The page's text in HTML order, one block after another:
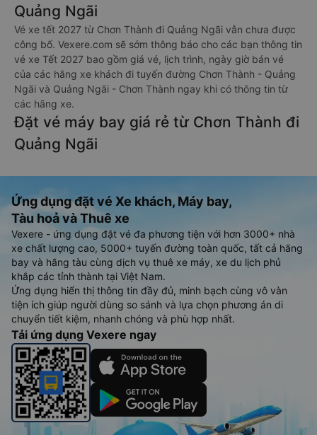
Xem hướng dẫn chi tiết, minh họa bằng hình ảnh
Đặt vé xe Tết 2027 từ Chơn Thành đi
Quảng Ngãi
Vé xe tết 2027 từ Chơn Thành đi Quảng Ngãi vẫn chưa được
công bố. Vexere.com sẽ sớm thông báo cho các bạn thông tin
vé xe Tết 2027 bao gồm giá vé, lịch trình, ngày giờ bán vé
của các hãng xe khách đi tuyến đường Chơn Thành - Quảng
Ngãi và Quảng Ngãi - Chơn Thành ngay khi có thông tin từ
các hãng xe.
Đặt vé máy bay giá rẻ từ Chơn Thành đi
Quảng Ngãi
Ứng dụng đặt vé Xe khách, Máy bay,
Tàu hoả và Thuê xe
Vexere - ứng dụng đặt vé đa phương tiện với hơn 3000+ nhà
xe chất lượng cao, 5000+ tuyến đường toàn quốc, tất cả hãng
bay và hãng tàu cùng dịch vụ thuê xe máy, xe du lịch phủ
khắp các tỉnh thành tại Việt Nam.
Ứng dụng hiển thị thông tin đầy đủ, minh bạch cùng vô vàn
tiện ích giúp người dùng so sánh và lựa chọn phương án di
chuyển tiết kiệm, nhanh chóng và phù hợp nhất.
Tải ứng dụng Vexere ngay